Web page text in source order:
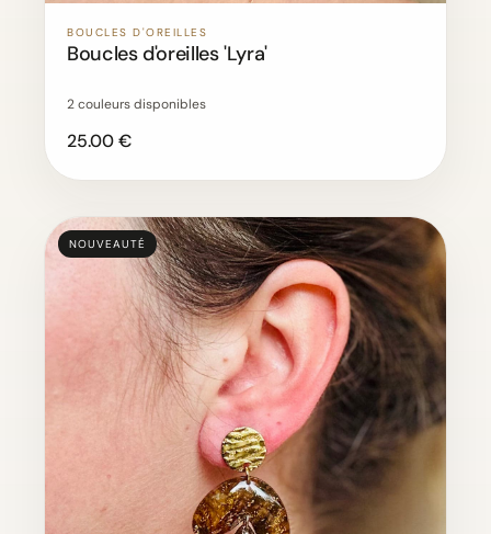
BOUCLES D'OREILLES
Boucles d'oreilles 'Lyra'
2 couleurs disponibles
25.00 €
NOUVEAUTÉ